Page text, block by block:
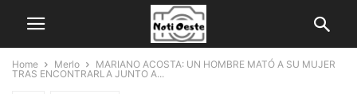
Home Merlo
MARIANO ACOSTA: UN HOMBRE MATÓ A SU MUJER
TRAS ENCONTRARLA JUNTO A...